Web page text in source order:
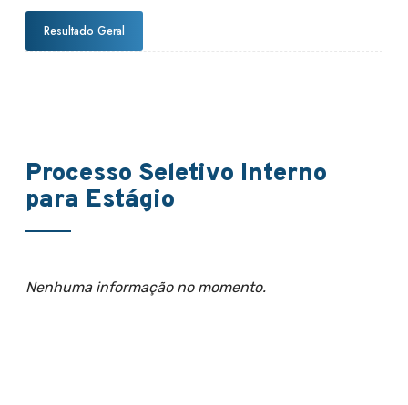
Resultado Geral
Processo Seletivo Interno
para Estágio
Nenhuma informação no momento.